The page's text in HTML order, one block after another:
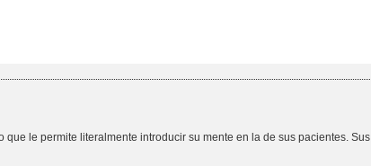
le permite literalmente introducir su mente en la de sus pacientes. Sus